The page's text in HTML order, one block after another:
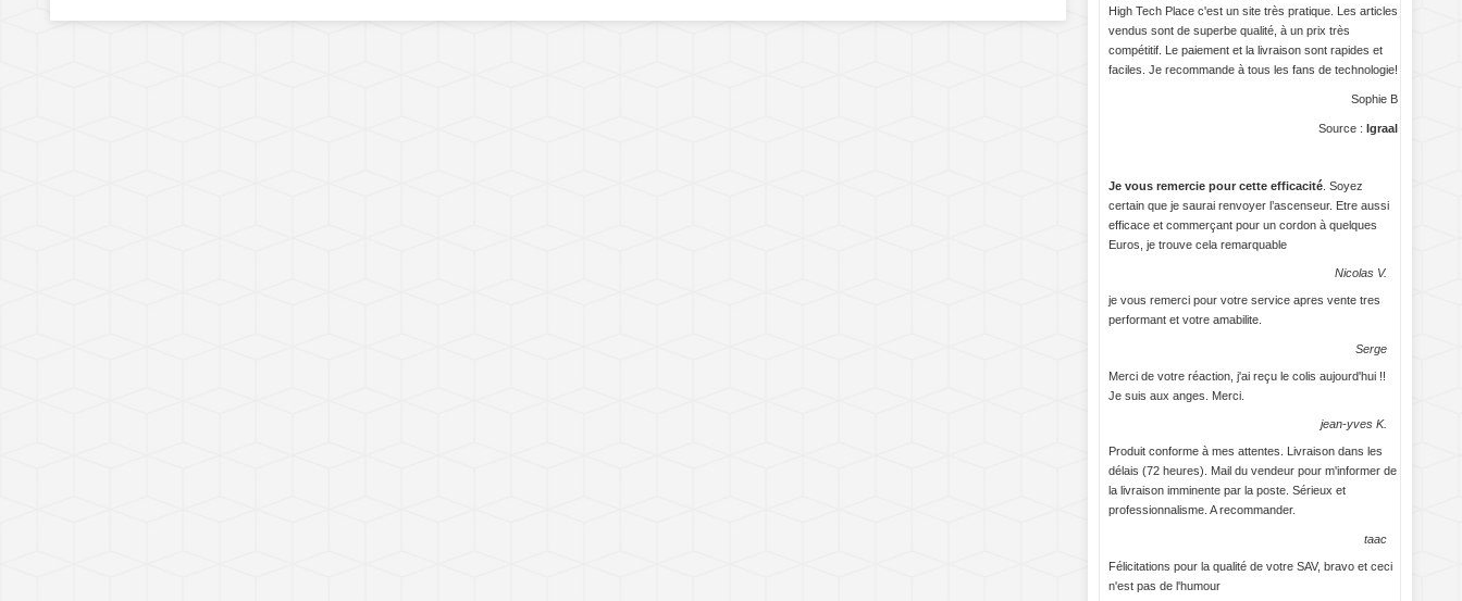
High Tech Place c'est un site très pratique. Les articles
vendus sont de superbe qualité, à un prix très
compétitif. Le paiement et la livraison sont rapides et
faciles. Je recommande à tous les fans de technologie!
Sophie B
Source : Igraal
Je vous remercie pour cette efficacité . Soyez
certain que je saurai renvoyer l’ascenseur. Etre aussi
efficace et commerçant pour un cordon à quelques
Euros, je trouve cela remarquable
Nicolas V.
je vous remerci pour votre service apres vente tres
performant et votre amabilite.
Serge
Merci de votre réaction, j'ai reçu le colis aujourd'hui !!
Je suis aux anges. Merci.
jean-yves K.
Produit conforme à mes attentes. Livraison dans les
délais (72 heures). Mail du vendeur pour m'informer de
la livraison imminente par la poste. Sérieux et
professionnalisme. A recommander.
taac
Félicitations pour la qualité de votre SAV, bravo et ceci
n'est pas de l'humour